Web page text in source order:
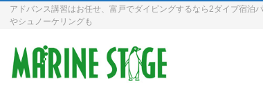
アドバンス講習はお任せ、富戸でダイビングするなら2ダイブ宿
やシュノーケリングも